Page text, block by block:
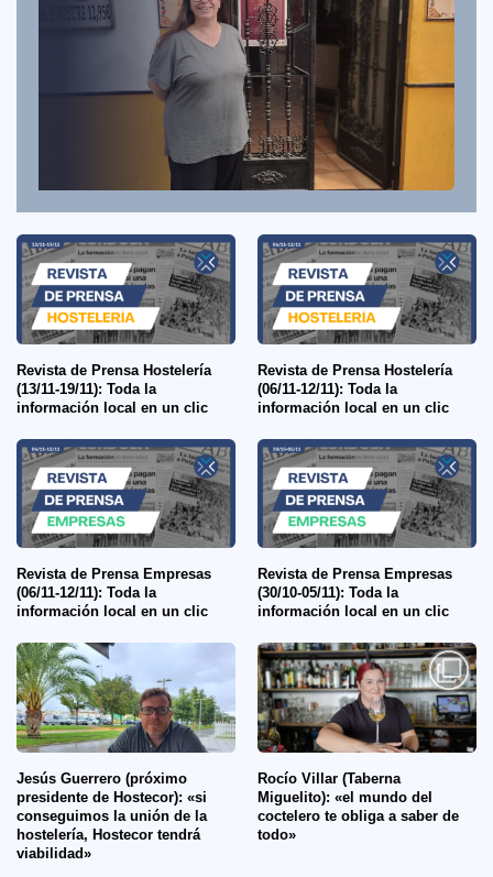
Revista de Prensa Hostelería
(13/11-19/11): Toda la
información local en un clic
Revista de Prensa Hostelería
(06/11-12/11): Toda la
información local en un clic
Revista de Prensa Empresas
(06/11-12/11): Toda la
información local en un clic
Revista de Prensa Empresas
(30/10-05/11): Toda la
información local en un clic
Jesús Guerrero (próximo
presidente de Hostecor): «si
conseguimos la unión de la
hostelería, Hostecor tendrá
viabilidad»
Rocío Villar (Taberna
Miguelito): «el mundo del
coctelero te obliga a saber de
todo»